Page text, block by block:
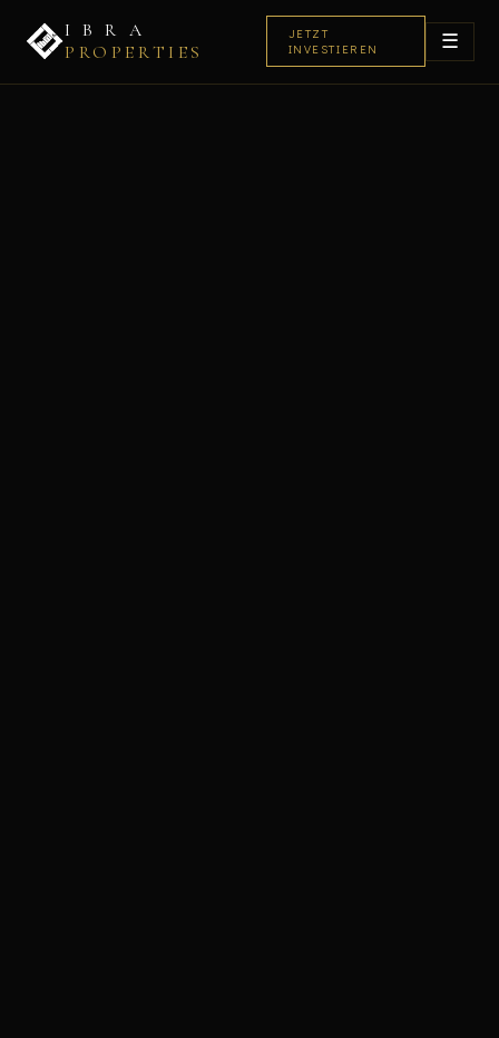
I B R A
PROPERTIES
JETZT
INVESTIEREN
☰